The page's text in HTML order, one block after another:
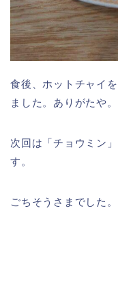
食後、ホットチャイ
ました。ありがたや。
次回は「チョウミン
す。
ごちそうさまでした。